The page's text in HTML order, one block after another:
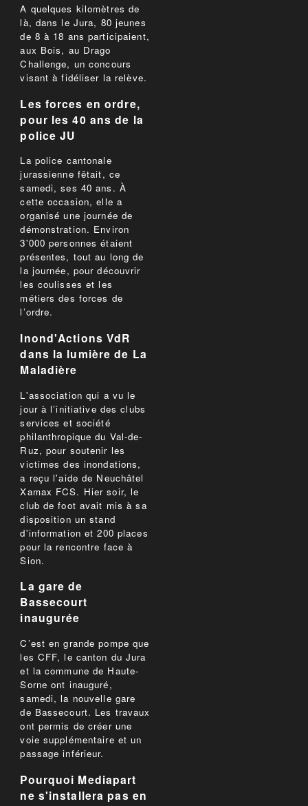
A quelques kilomètres de
là, dans le Jura, 80 jeunes
de 8 à 18 ans participaient,
aux Bois, au Drago
Challenge, un concours
visant à fidéliser la relève.
Les forces en ordre,
pour les 40 ans de la
police JU
La police cantonale
jurassienne fêtait, ce
samedi, ses 40 ans. À
cette occasion, elle a
organisé une journée de
démonstration. Environ
3'000 personnes étaient
présentes, tout au long de
la journée, pour découvrir
les coulisses et les
métiers des forces de
l’ordre.
Inond'Actions VdR
dans la lumière de La
Maladière
L'association qui a vu le
jour à l’initiative des clubs
services et société
philanthropique du Val-de-
Ruz, pour soutenir les
victimes des inondations,
a reçu l'aide de Neuchâtel
Xamax FCS. Hier soir, le
club de foot avait mis à sa
disposition un stand
d'information et 200 places
pour la rencontre face à
Sion.
La gare de
Bassecourt
inaugurée
C’est en grande pompe que
les CFF, le canton du Jura
et la commune de Haute-
Sorne ont inauguré,
samedi, la nouvelle gare
de Bassecourt. Les travaux
ont permis de créer une
voie supplémentaire et un
passage inférieur.
Pourquoi Mediapart
ne s'installera pas en